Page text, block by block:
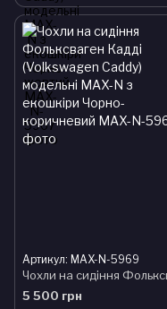
Артикул: MAX-N-5969
5 500 грн